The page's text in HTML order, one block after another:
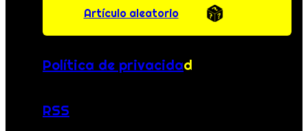
Artículo aleatorio
Política de privacidad
RSS